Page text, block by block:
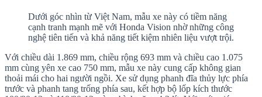
Dưới góc nhìn từ Việt Nam, mẫu xe này có tiềm năng
cạnh tranh mạnh mẽ với Honda Vision nhờ những công
nghệ tiên tiến và khả năng tiết kiệm nhiên liệu vượt trội.
Với chiều dài 1.869 mm, chiều rộng 693 mm và chiều cao 1.075
mm cùng yên xe cao 750 mm, mẫu xe này cung cấp không gian
thoải mái cho hai người ngồi. Xe sử dụng phanh đĩa thủy lực phía
trước và phanh tang trống phía sau, kết hợp bộ lốp kích thước